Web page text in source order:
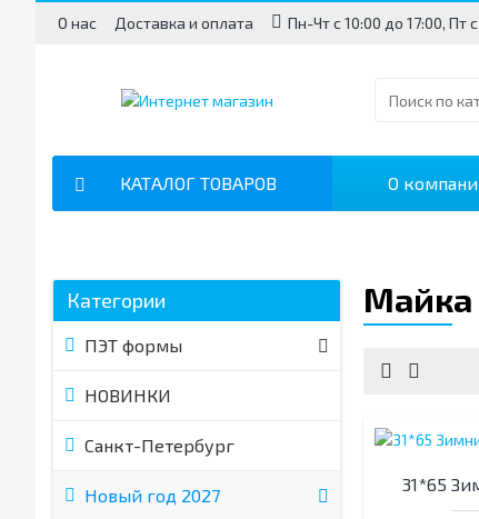
О нас Доставка и оплата Пн-Чт с 10:00 до 17:00, Пт
КАТАЛОГ ТОВАРОВ О
Категории
ПЭТ формы
НОВИНКИ
Санкт-Петербург
Новый год 2027
31*65